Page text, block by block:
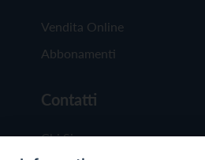
Vendita Online
Abbonamenti
Contatti
Chi Siamo